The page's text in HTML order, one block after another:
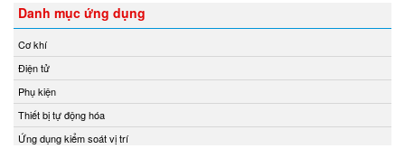
CS-Instruments
Daito Kogyo
Danfoss
DEESYS Việt Nam
DELTA + ELEKTROGAS
Delta Ohm
Bộ chuyển đổi nhiệt độ
Bộ chuyển đổi tín hiệu
Bộ chuyển mạch
Bộ chuyển mạch ống
Bộ điều chỉnh áp suất và điều tốc
Bộ điều khiển
Bộ điều khiển áp suất
Danh mục ứng dụng
Cơ khí
Điện tử
Phụ kiện
Thiết bị tự động hóa
Ứng dụng kiểm soát vị trí